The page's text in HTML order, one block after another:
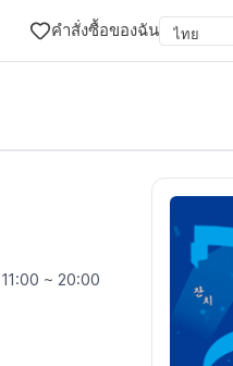
คำสั่งซื้อของฉัน
11:00 ~ 20:00